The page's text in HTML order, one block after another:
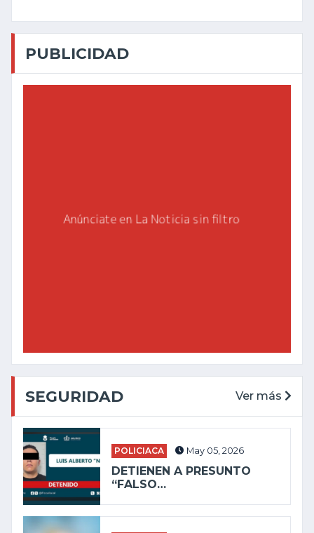
PUBLICIDAD
SEGURIDAD Ver más
POLICIACA May 05, 2026
DETIENEN A PRESUNTO
“FALSO…